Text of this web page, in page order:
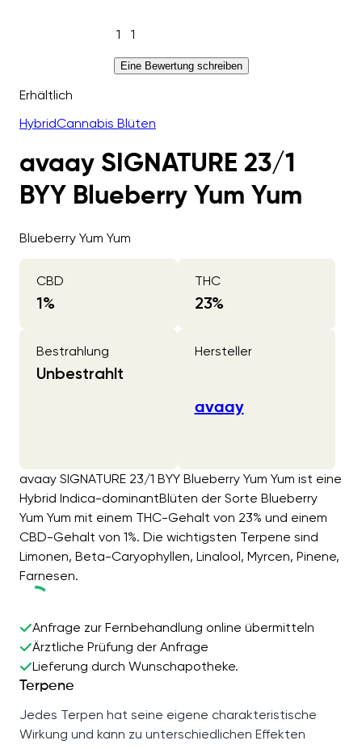
1 1
Eine Bewertung schreiben
Erhältlich
HybridCannabis Blüten
avaay SIGNATURE 23/1
BYY Blueberry Yum Yum
Blueberry Yum Yum
CBD
1%
THC
23%
Bestrahlung
Unbestrahlt
Hersteller
avaay
avaay SIGNATURE 23/1 BYY Blueberry Yum Yum ist eine
Hybrid Indica-dominantBlüten der Sorte Blueberry
Yum Yum mit einem THC-Gehalt von 23% und einem
CBD-Gehalt von 1%. Die wichtigsten Terpene sind
Limonen, Beta-Caryophyllen, Linalool, Myrcen, Pinene,
Farnesen.
Anfrage zur Fernbehandlung online übermitteln
Ärztliche Prüfung der Anfrage
Lieferung durch Wunschapotheke.
Terpene
Jedes Terpen hat seine eigene charakteristische
Wirkung und kann zu unterschiedlichen Effekten